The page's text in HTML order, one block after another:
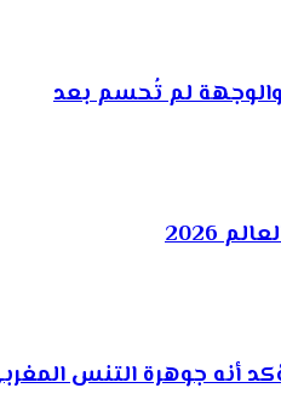
لم تُحسم بعد
2026
أنه جوهرة التنس